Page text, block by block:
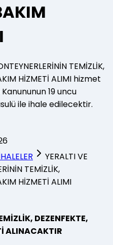
TEMİZLİK,
HİZMETİ ALIMI hizmet
Kanununun 19 uncu
ile ihale edilecektir.
YERALTI VE
TEMİZLİK,
HİZMETİ ALIMI
DEZENFEKTE,
ALINACAKTIR